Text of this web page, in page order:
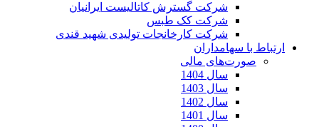
شرکت گسترش کاتالیست ایرانیان
شرکت کک طبس
شرکت کارخانجات تولیدی شهید قندی
ارتباط با سهامداران
صورت‌های مالی
سال 1404
سال 1403
سال 1402
سال 1401